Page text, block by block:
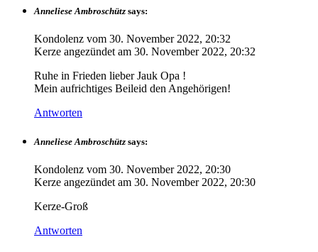
Anneliese Ambroschütz says:
Kondolenz vom 30. November 2022, 20:32
Kerze angezündet am 30. November 2022, 20:32
Ruhe in Frieden lieber Jauk Opa !
Mein aufrichtiges Beileid den Angehörigen!
Antworten
Anneliese Ambroschütz says:
Kondolenz vom 30. November 2022, 20:30
Kerze angezündet am 30. November 2022, 20:30
Kerze-Groß
Antworten